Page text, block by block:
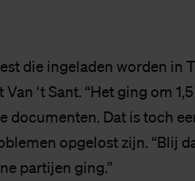
die ingeladen worden in
‘t Sant. “Het ging om
documenten. Dat is toch
opgelost zijn. “Blij
partijen ging.”